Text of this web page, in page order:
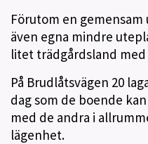
Förutom en
även egna mindre
litet trädgårdsland
På Brudlåtsvägen 20
dag som de boende
med de andra i
lägenhet.